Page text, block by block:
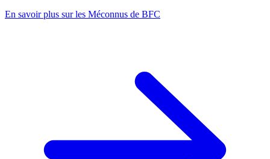
En savoir plus sur les Méconnus de BFC